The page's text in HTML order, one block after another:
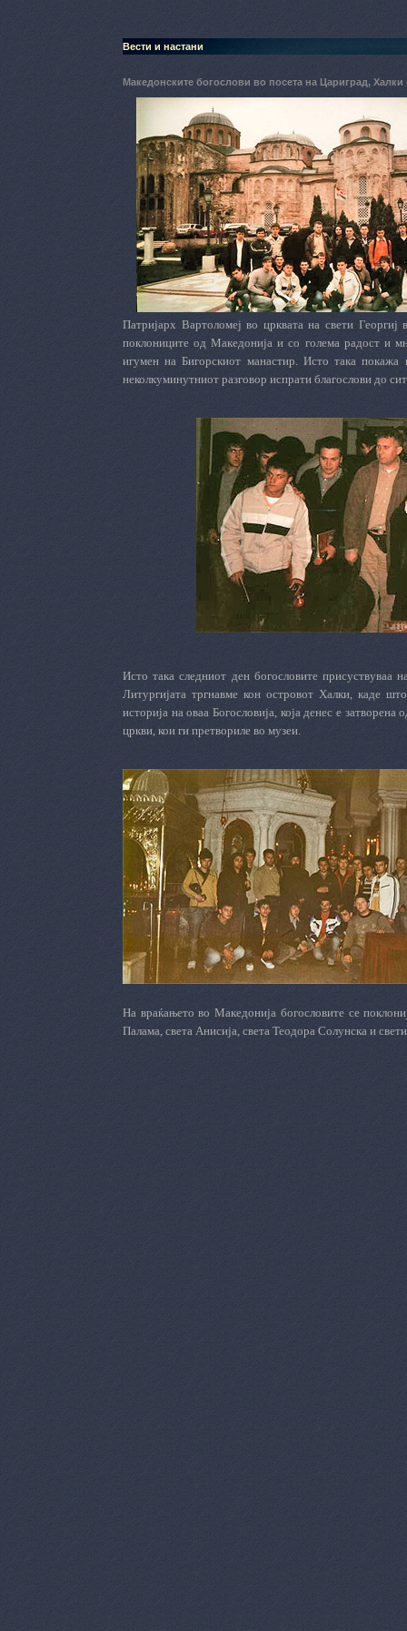
Вести и настани
Македонските богослови во посета на Цариград,
Патријарх Вартоломеј во црквата на свети
поклониците од Македонија и со голема радост и
игумен на Бигорскиот манастир. Исто така
неколкуминутниот разговор испрати благослови до
Исто така следниот ден богословите присуствуваа
Литургијата тргнавме кон островот Халки, каде
историја на оваа Богословија, која денес е
цркви, кои ги претвориле во музеи.
На враќањето во Македонија богословите се
Палама, света Анисија, света Теодора Солунска и